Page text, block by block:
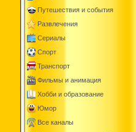
Путешествия и события
Развлечения
Сериалы
Спорт
Транспорт
Фильмы и анимация
Хобби и образование
Юмор
Все каналы